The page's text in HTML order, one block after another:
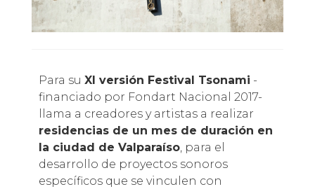
Para su XI versión Festival Tsonami -
financiado por Fondart Nacional 2017-
llama a creadores y artistas a realizar
residencias de un mes de duración en
la ciudad de Valparaíso, para el
desarrollo de proyectos sonoros
específicos que se vinculen con